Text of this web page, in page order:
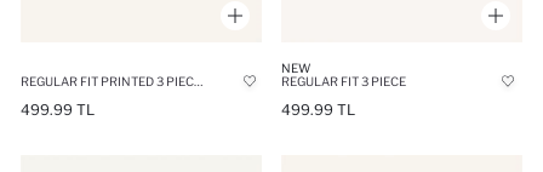
499.99 TL
NEW
REGULAR FIT 3 PIECE
499.99 TL